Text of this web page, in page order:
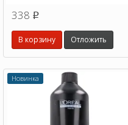
338 p
В корзину Отложить
Новинка